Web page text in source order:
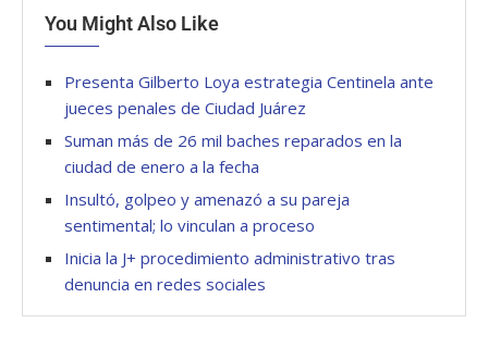
You Might Also Like
Presenta Gilberto Loya estrategia Centinela ante
jueces penales de Ciudad Juárez
Suman más de 26 mil baches reparados en la
ciudad de enero a la fecha
Insultó, golpeo y amenazó a su pareja
sentimental; lo vinculan a proceso
Inicia la J+ procedimiento administrativo tras
denuncia en redes sociales